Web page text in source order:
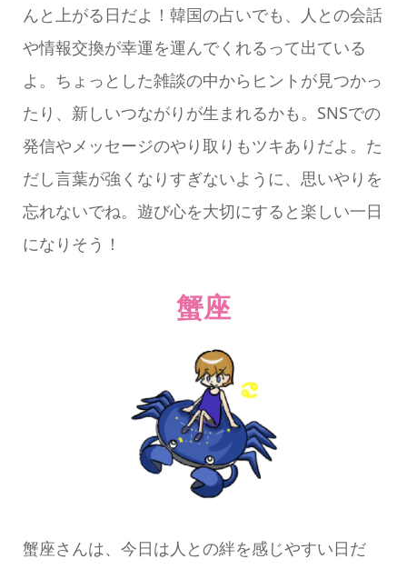
んと上がる日だよ！韓国の占いでも、人との会話
や情報交換が幸運を運んでくれるって出ている
よ。ちょっとした雑談の中からヒントが見つかっ
たり、新しいつながりが生まれるかも。SNSでの
発信やメッセージのやり取りもツキありだよ。た
だし言葉が強くなりすぎないように、思いやりを
忘れないでね。遊び心を大切にすると楽しい一日
になりそう！
蟹座
蟹座さんは、今日は人との絆を感じやすい日だ